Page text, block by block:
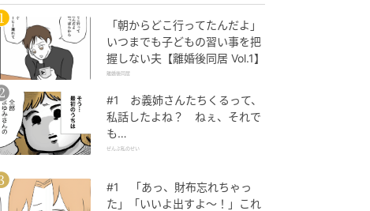
「朝からどこ行ってたんだよ」
いつまでも子どもの習い事を把
握しない夫【離婚後同居 Vol.1】
離婚後同居
#1 お義姉さんたちくるって、
私話したよね？ ねぇ、それで
も…
ぜんぶ私のせい
#1 「あっ、財布忘れちゃっ
た」「いいよ出すよ〜！」これ